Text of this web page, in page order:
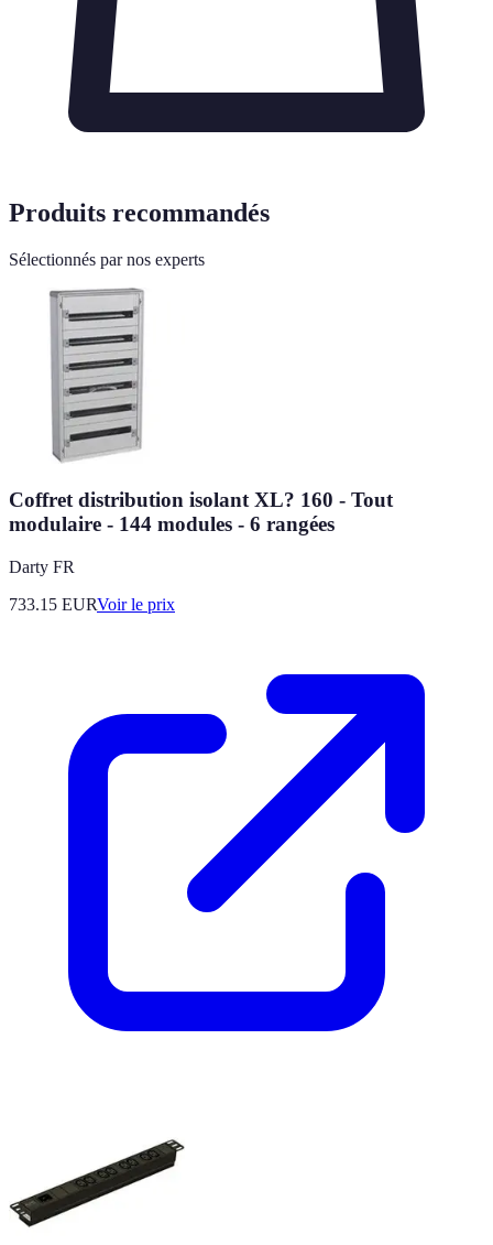
Produits recommandés
Sélectionnés par nos experts
Coffret distribution isolant XL? 160 - Tout
modulaire - 144 modules - 6 rangées
Darty FR
733.15 EURVoir le prix